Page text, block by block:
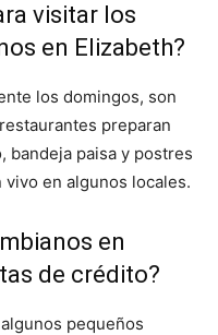
visitar los
en Elizabeth?
los domingos, son
preparan
bandeja paisa y postres
vivo en algunos locales.
en
de crédito?
pequeños